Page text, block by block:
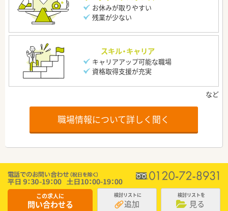
お休みが取りやすい
残業が少ない
スキル・キャリア
キャリアアップ可能な職場
資格取得支援が充実
職場情報について詳しく聞く
この求人に
問い合わせる
検討リストに
追加
検討リストを
見る